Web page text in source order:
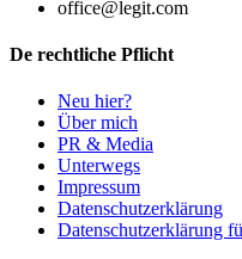
office@legit.com
De rechtliche Pflicht
Neu hier?
Über mich
PR & Media
Unterwegs
Impressum
Datenschutzerklärung
Datenschutzerklärung